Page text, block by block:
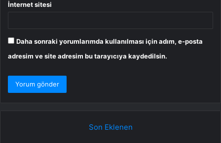
İnternet sitesi
Daha sonraki yorumlarımda kullanılması için adım, e-posta
adresim ve site adresim bu tarayıcıya kaydedilsin.
Son Eklenen